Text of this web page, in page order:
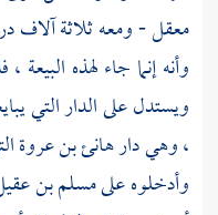
معقل- ومعه ثلاثة آلاف
وأنه إنما جاء لهذه
ويستدل على الدار التي
، وهي دارهانئ بن عروة
وأدخلوه علىمسلم بن